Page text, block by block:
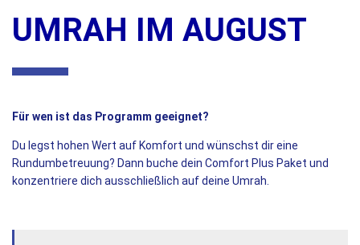
UMRAH IM AUGUST
Für wen ist das Programm geeignet?
Du legst hohen Wert auf Komfort und wünschst dir eine
Rundumbetreuung? Dann buche dein Comfort Plus Paket und
konzentriere dich ausschließlich auf deine Umrah.